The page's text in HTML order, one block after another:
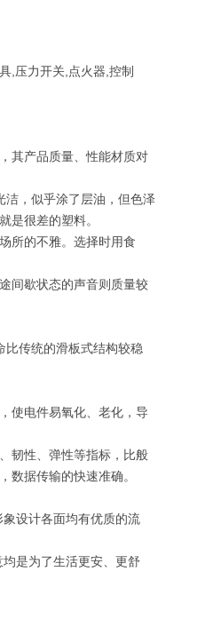
,压力开关,点火器,控制
其产品质量、性能材质对
洁，似乎涂了层油，但色泽
是很差的塑料。
所的不雅。选择时用食
间歇状态的声音则质量较
比传统的滑板式结构较稳
使电件易氧化、老化，导
韧性、弹性等指标，比般
数据传输的快速准确。
设计各面均有优质的流
是为了生活更安、更舒